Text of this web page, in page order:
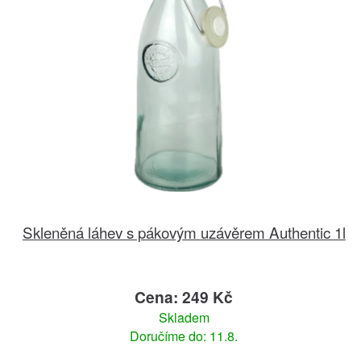
Skleněná láhev s pákovým uzávěrem Authentic 1l
Cena: 249 Kč
Skladem
Doručíme do: 11.8.